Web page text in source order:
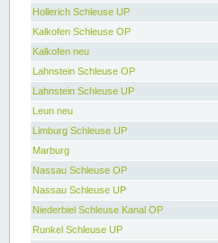
Hollerich Schleuse UP
Kalkofen Schleuse OP
Kalkofen neu
Lahnstein Schleuse OP
Lahnstein Schleuse UP
Leun neu
Limburg Schleuse UP
Marburg
Nassau Schleuse OP
Nassau Schleuse UP
Niederbiel Schleuse Kanal OP
Runkel Schleuse UP